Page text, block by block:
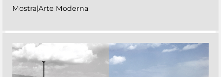
Mostra|Arte Moderna